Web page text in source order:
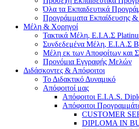
Όλα τα Εκπαιδευτικά
Προγράμματα Εκπαίδευσης
Μέλη & Χορηγοί
Τακτικά Μέλη, Ε.Ι.Α.Σ
Συνδεδεμένα Μέλη, Ε.Ι.Α.Σ
Μέλη εκ των Αποφοίτων και
Προνόμια Εγγραφής Μελών
Διδάσκοντες & Απόφοιτοι
Το Διδακτικό Δυναμικό
Απόφοιτοί μας
Απόφοιτοι E.I.A.S.
Απόφοιτοι
CUSTOMER
DIPLOMA IN